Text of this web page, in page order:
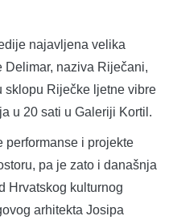
najavljena velika
Delimar, naziva Riječani,
sklopu Riječke ljetne vibre
u 20 sati u Galeriji Kortil.
performanse i projekte
pa je zato i današnja
Hrvatskog kulturnog
arhitekta Josipa